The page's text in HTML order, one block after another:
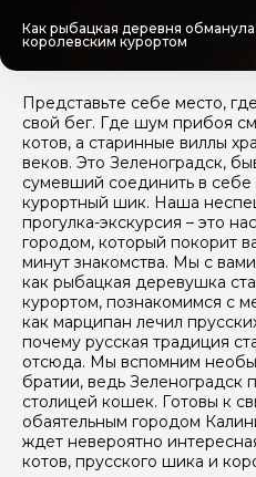
Как рыбацкая деревня
королевским курортом
Представьте себе место,
свой бег. Где шум прибоя
котов, а старинные виллы
веков. Это Зеленоградск,
сумевший соединить в
курортный шик. Наша
прогулка-экскурсия – это
городом, который покорит
минут знакомства. Мы с
как рыбацкая деревушка
курортом, познакомимся с
как марципан лечил
почему русская традиция
отсюда. Мы вспомним
братии, ведь Зеленоградск
столицей кошек. Готовы к
обаятельным городом
ждет невероятно
котов, прусского шика и